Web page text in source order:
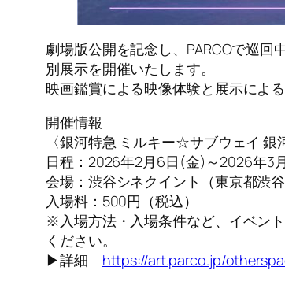
劇場版公開を記念し、PARCOで巡
別展示を開催いたします。
映画鑑賞による映像体験と展示によ
開催情報
〈銀河特急 ミルキー☆サブウェイ 銀
日程：2026年2月6日(金)～2026年3
会場：渋谷シネクイント（東京都渋
入場料：500円（税込）
※入場方法・入場条件など、イベン
ください。
▶詳細 https://art.parco.jp/